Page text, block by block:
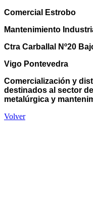
Comercial Estrobo
Mantenimiento
Ctra Carballal Nº20
Vigo Pontevedra
Comercialización y
destinados al sector
metalúrgica y
Volver